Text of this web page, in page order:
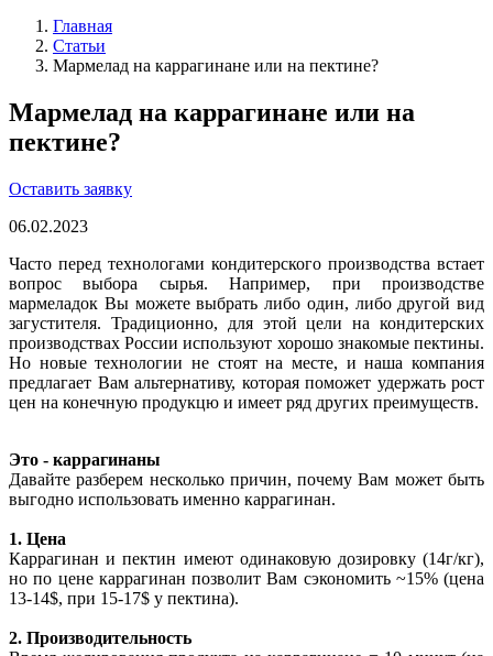
Главная
Статьи
Мармелад на каррагинане или на пектине?
Мармелад на каррагинане или на
пектине?
Оставить заявку
06.02.2023
Часто перед технологами кондитерского производства встает
вопрос выбора сырья. Например, при производстве
мармеладок Вы можете выбрать либо один, либо другой вид
загустителя. Традиционно, для этой цели на кондитерских
производствах России используют хорошо знакомые пектины.
Но новые технологии не стоят на месте, и наша компания
предлагает Вам альтернативу, которая поможет удержать рост
цен на конечную продукцю и имеет ряд других преимуществ.
Это - каррагинаны
Давайте разберем несколько причин, почему Вам может быть
выгодно использовать именно каррагинан.
1. Цена
Каррагинан и пектин имеют одинаковую дозировку (14г/кг),
но по цене каррагинан позволит Вам сэкономить ~15% (цена
13-14$, при 15-17$ у пектина).
2. Производительность